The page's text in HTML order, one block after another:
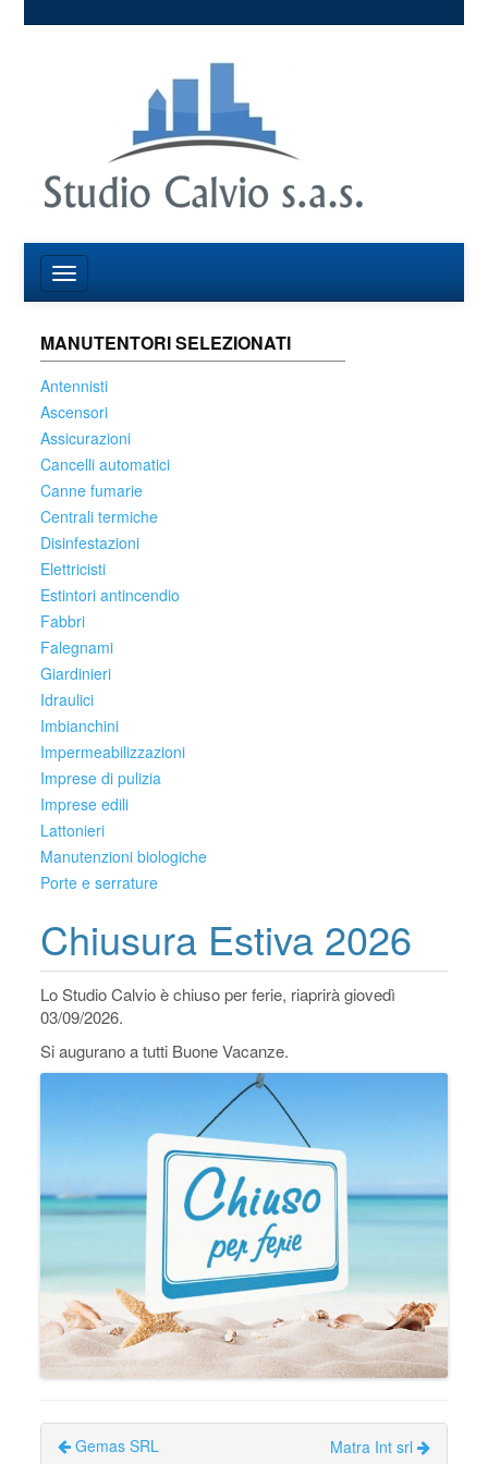
MANUTENTORI SELEZIONATI
Antennisti
Ascensori
Assicurazioni
Cancelli automatici
Canne fumarie
Centrali termiche
Disinfestazioni
Elettricisti
Estintori antincendio
Fabbri
Falegnami
Giardinieri
Idraulici
Imbianchini
Impermeabilizzazioni
Imprese di pulizia
Imprese edili
Lattonieri
Manutenzioni biologiche
Porte e serrature
Chiusura Estiva 2026
Lo Studio Calvio è chiuso per ferie, riaprirà giovedì
03/09/2026.
Si augurano a tutti Buone Vacanze.
Gemas SRL Matra Int srl